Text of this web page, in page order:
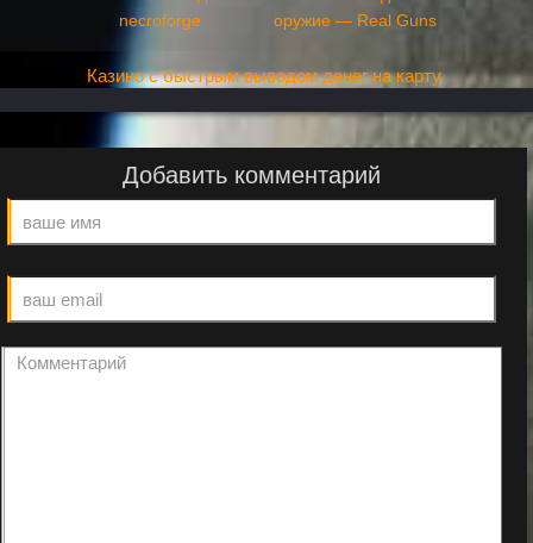
necroforge
оружие — Real Guns
Казино с быстрым выводом денег на карту
Добавить комментарий